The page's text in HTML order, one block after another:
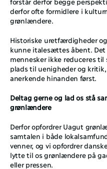
derfor ofte formidlere i
grønlændere.
Historiske uretfærdigheder
kunne italesættes åbent. Det
mennesker ikke reduceres til
plads til uenigheder og
anerkende hinanden først.
Deltag gerne og lad os stå
grønlændere
Derfor opfordrer Uagut
samtalen i både
venner, og vi opfordrer
lytte til os grønlændere på
eller pressen.